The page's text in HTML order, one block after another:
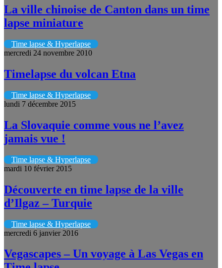
La ville chinoise de Canton dans un time
lapse miniature
Time lapse & Hyperlapse
mercredi 24 novembre 2010
Timelapse du volcan Etna
Time lapse & Hyperlapse
lundi 7 décembre 2015
La Slovaquie comme vous ne l’avez
jamais vue !
Time lapse & Hyperlapse
mardi 10 février 2015
Découverte en time lapse de la ville
d’Ilgaz – Turquie
Time lapse & Hyperlapse
mercredi 6 janvier 2016
Vegascapes – Un voyage à Las Vegas en